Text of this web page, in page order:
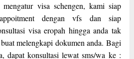
visa schengen, kami siap
dengan vfs dan siap
visa eropah hingga anda tak
melengkapi dokumen anda. Bagi
dapat konsultasi lewat sms/wa ke :